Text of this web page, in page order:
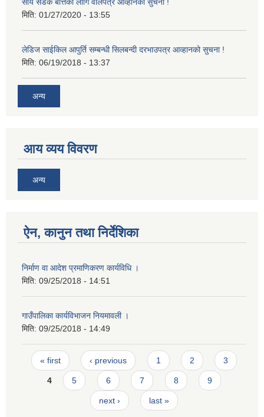
मिति: 01/27/2020 - 13:55
लेडिज साईकिल आपुर्ति सम्बन्धी सिलबन्दी दरभाउपत्र आव्हानको सुचना !
मिति: 06/19/2018 - 13:37
अन्य
आय व्यय विवरण
अन्य
ऐन, कानुन तथा निर्देशिका
निर्माण वा आदेश प्रमाणिकरण कार्यविधि ।
मिति: 09/25/2018 - 14:51
गाउँपालिका कार्यविभाजन नियमावली ।
मिति: 09/25/2018 - 14:49
Pages
« first ‹ previous 1 2 3
4 5 6 7 8 9
next › last »